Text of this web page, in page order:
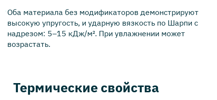
Оба материала без модификаторов демонстрируют
высокую упругость, и ударную вязкость по Шарпи с
надрезом: 5–15 кДж/м². При увлажнении может
возрастать.
Термические свойства